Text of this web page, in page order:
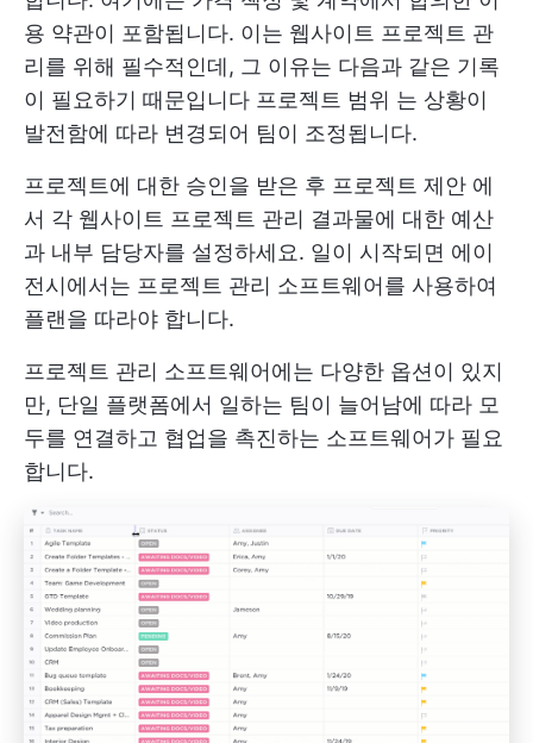
용 약관이 포함됩니다. 이는 웹사이트 프로젝트 관
리를 위해 필수적인데, 그 이유는 다음과 같은 기록
이 필요하기 때문입니다 프로젝트 범위 는 상황이
발전함에 따라 변경되어 팀이 조정됩니다.
프로젝트에 대한 승인을 받은 후 프로젝트 제안 에
서 각 웹사이트 프로젝트 관리 결과물에 대한 예산
과 내부 담당자를 설정하세요. 일이 시작되면 에이
전시에서는 프로젝트 관리 소프트웨어를 사용하여
플랜을 따라야 합니다.
프로젝트 관리 소프트웨어에는 다양한 옵션이 있지
만, 단일 플랫폼에서 일하는 팀이 늘어남에 따라 모
두를 연결하고 협업을 촉진하는 소프트웨어가 필요
합니다.